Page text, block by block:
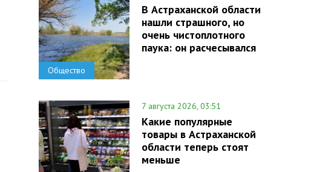
Общество
В Астраханской области
нашли страшного, но
очень чистоплотного
паука: он расчесывался
7 августа 2026, 03:51
Какие популярные
товары в Астраханской
области теперь стоят
меньше